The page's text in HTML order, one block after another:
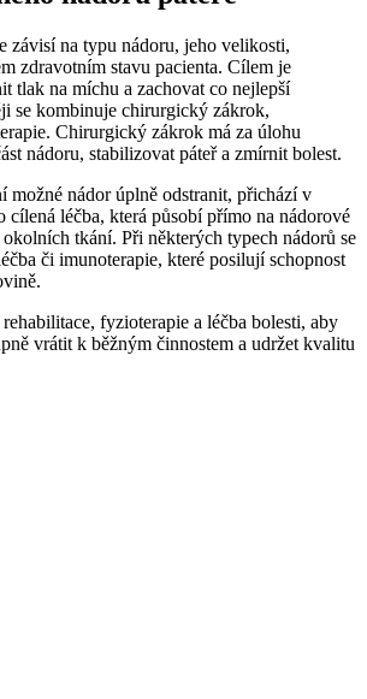
závisí na typu nádoru, jeho velikosti,
zdravotním stavu pacienta. Cílem je
tlak na míchu a zachovat co nejlepší
se kombinuje chirurgický zákrok,
Chirurgický zákrok má za úlohu
nádoru, stabilizovat páteř a zmírnit bolest.
možné nádor úplně odstranit, přichází v
cílená léčba, která působí přímo na nádorové
tkání. Při některých typech nádorů se
či imunoterapie, které posilují schopnost
fyzioterapie a léčba bolesti, aby
vrátit k běžným činnostem a udržet kvalitu